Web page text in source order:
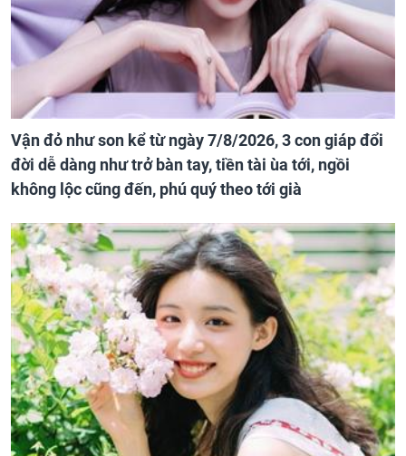
Vận đỏ như son kể từ ngày 7/8/2026, 3 con giáp đổi
đời dễ dàng như trở bàn tay, tiền tài ùa tới, ngồi
không lộc cũng đến, phú quý theo tới già